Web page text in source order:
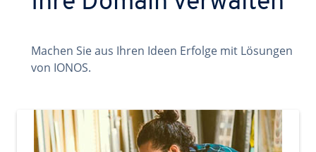
Machen Sie aus Ihren Ideen Erfolge mit Lösungen
von IONOS.